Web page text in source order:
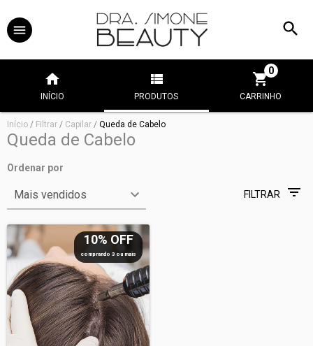
INÍCIO PRODUTOS CARRINHO
0
Início / Filtrar / Capilar / Queda de Cabelo
Queda de Cabelo
Ordenar por
FILTRAR
10% OFF
comprando 3 ou mais